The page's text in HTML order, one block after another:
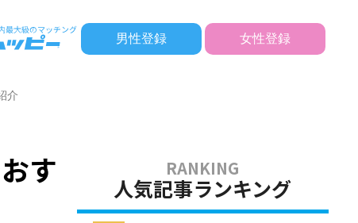
男性登録 女性登録
介
す
人気記事ランキング